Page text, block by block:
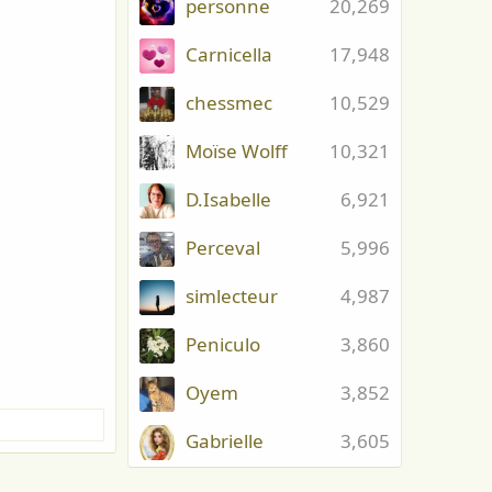
20,269
personne
17,948
Carnicella
10,529
chessmec
10,321
Moïse Wolff
6,921
D.Isabelle
5,996
Perceval
4,987
simlecteur
3,860
Peniculo
3,852
Oyem
3,605
Gabrielle